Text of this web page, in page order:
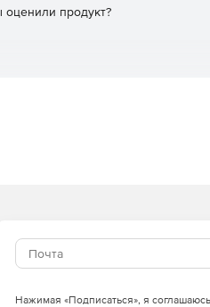
создания и
оценили продукт?
Нажимая «Подписаться», я